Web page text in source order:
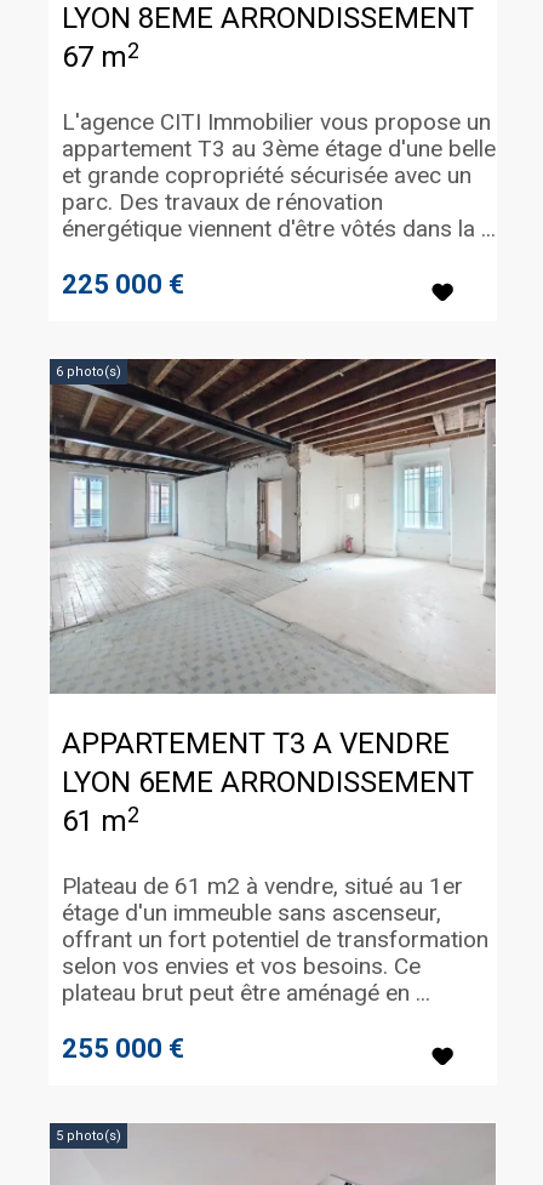
LYON 8EME ARRONDISSEMENT
67 m2
225 000 €
L'agence CITI Immobilier vous propose un
appartement T3 au 3ème étage d'une belle
et grande copropriété sécurisée avec un
parc. Des travaux de rénovation
énergétique viennent d'être vôtés dans la ...
6 photo(s)
APPARTEMENT T3 A VENDRE
LYON 6EME ARRONDISSEMENT
61 m2
255 000 €
Plateau de 61 m2 à vendre, situé au 1er
étage d'un immeuble sans ascenseur,
offrant un fort potentiel de transformation
selon vos envies et vos besoins. Ce
plateau brut peut être aménagé en ...
5 photo(s)